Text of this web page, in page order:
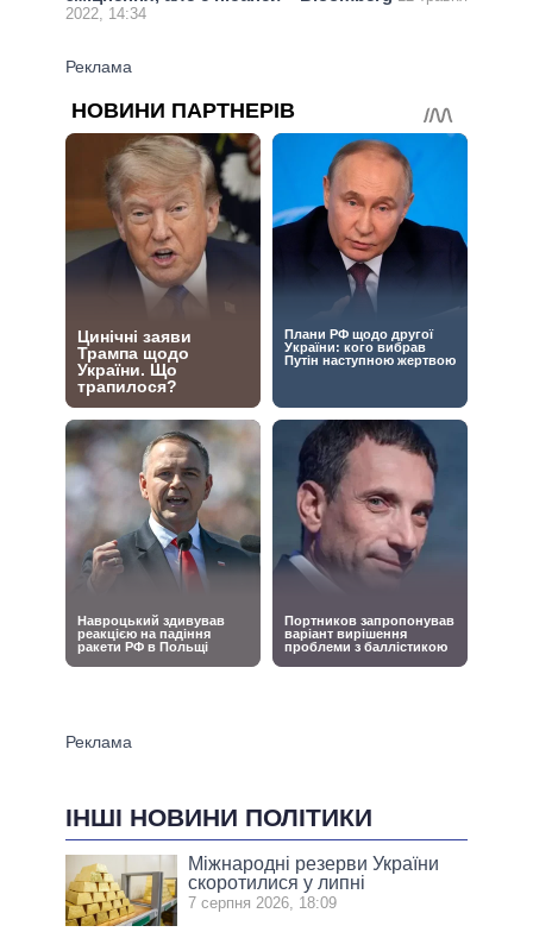
2022, 14:34
ІНШІ НОВИНИ ПОЛІТИКИ
Міжнародні резерви України
скоротилися у липні
7 серпня 2026, 18:09